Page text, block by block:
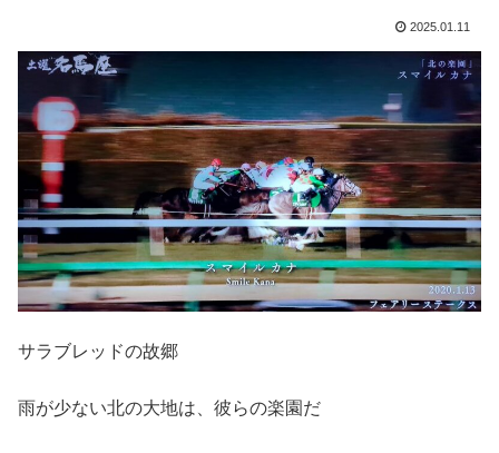
2025.01.11
サラブレッドの故郷
雨が少ない北の大地は、彼らの楽園だ